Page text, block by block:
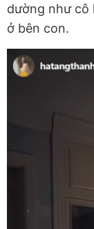
dường như cô
ở bên con.